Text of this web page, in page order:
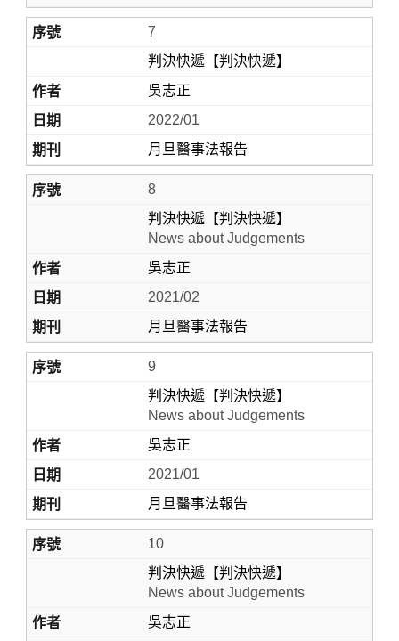
7
判決快遞【判決快遞】
吳志正
2022/01
月旦醫事法報告
8
判決快遞【判決快遞】
News about Judgements
吳志正
2021/02
月旦醫事法報告
9
判決快遞【判決快遞】
News about Judgements
吳志正
2021/01
月旦醫事法報告
10
判決快遞【判決快遞】
News about Judgements
吳志正